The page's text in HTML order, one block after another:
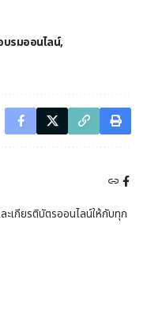
บรมออนไลน์
เกียรติบัตรออนไลน์ให้กับทุก